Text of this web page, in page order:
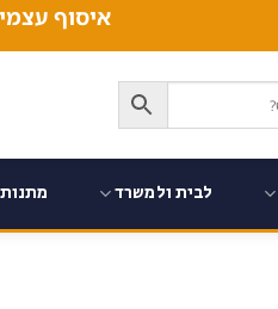
איסוף
לבית ולמשרד מתנות